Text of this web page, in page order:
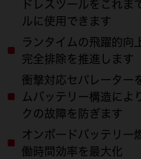
ドレスツールをこれま
ルに使用できます
ランタイムの飛躍的向
完全排除を推進します
衝撃対応セパレーター
ムバッテリー構造によ
クの故障を防ぎます
オンボードバッテリー
働時間効率を最大化